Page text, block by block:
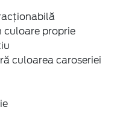
culoare proprie
culoarea caroseriei